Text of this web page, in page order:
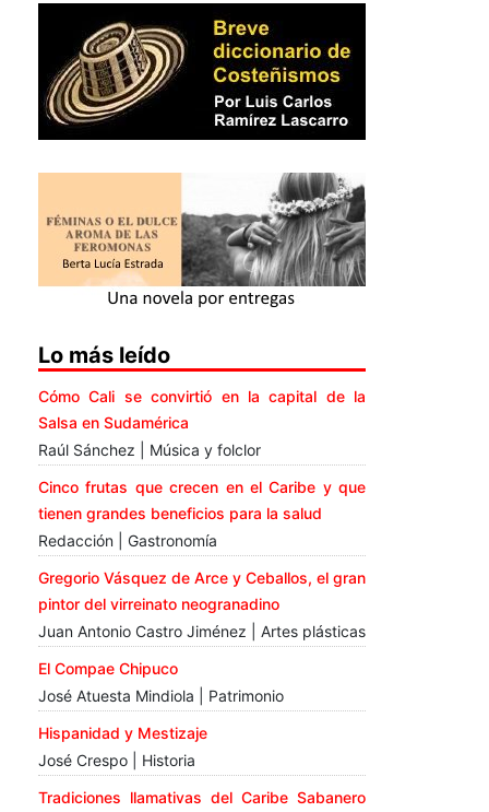
Lo más leído
Cómo Cali se convirtió en la capital de la
Salsa en Sudamérica
Raúl Sánchez | Música y folclor
Cinco frutas que crecen en el Caribe y que
tienen grandes beneficios para la salud
Redacción | Gastronomía
Gregorio Vásquez de Arce y Ceballos, el gran
pintor del virreinato neogranadino
Juan Antonio Castro Jiménez | Artes plásticas
El Compae Chipuco
José Atuesta Mindiola | Patrimonio
Hispanidad y Mestizaje
José Crespo | Historia
Tradiciones llamativas del Caribe Sabanero